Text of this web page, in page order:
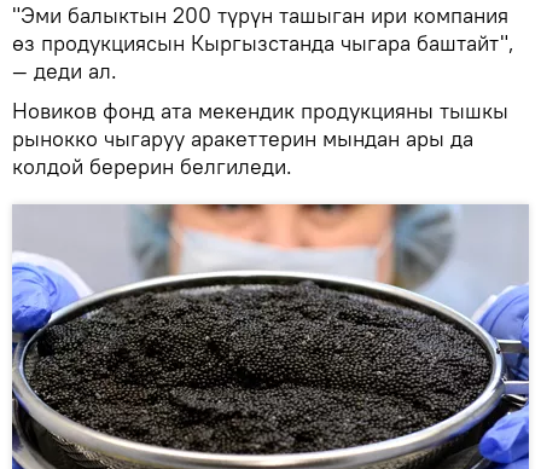
"Эми балыктын 200 түрүн ташыган ири компания
өз продукциясын Кыргызстанда чыгара баштайт",
— деди ал.
Новиков фонд ата мекендик продукцияны тышкы
рынокко чыгаруу аракеттерин мындан ары да
колдой берерин белгиледи.